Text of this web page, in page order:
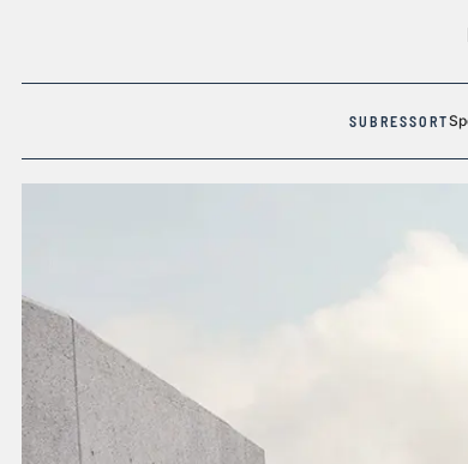
SUBRESSORT